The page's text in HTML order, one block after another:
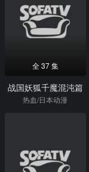
全 37 集
战国妖狐千魔混沌篇
热血/日本动漫